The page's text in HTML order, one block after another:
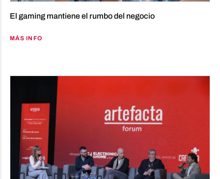
El gaming mantiene el rumbo del negocio
MÁS INFO